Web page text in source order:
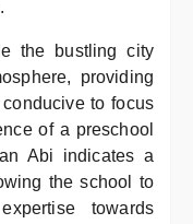
the bustling city
providing
to focus
of a preschool
Abi indicates a
the school to
towards